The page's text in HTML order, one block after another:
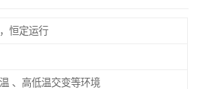
恒定运行
、高低温交变等环境